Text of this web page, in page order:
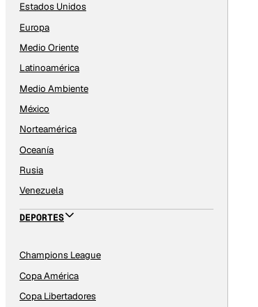
Estados Unidos
Europa
Medio Oriente
Latinoamérica
Medio Ambiente
México
Norteamérica
Oceanía
Rusia
Venezuela
DEPORTES
Champions League
Copa América
Copa Libertadores